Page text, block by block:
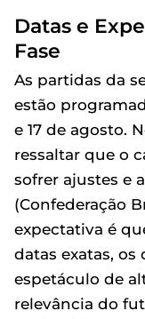
Datas e
Fase
As partidas da
estão
e 17 de agosto.
ressaltar que o
sofrer ajustes e
(Confederação
expectativa é
datas exatas,
espetáculo de
relevância do